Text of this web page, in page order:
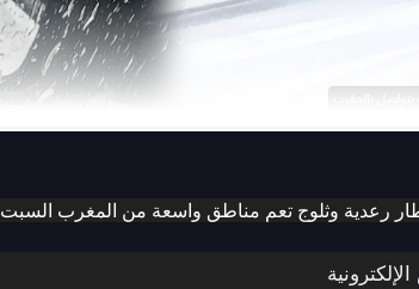
رعدية وثلوج تعم مناطق واسعة من المغرب السبت